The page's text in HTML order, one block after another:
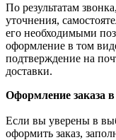
По результатам
уточнения,
его необходимыми
оформление в том
подтверждение на
доставки.
Оформление заказа
Если вы уверены в
оформить заказ,